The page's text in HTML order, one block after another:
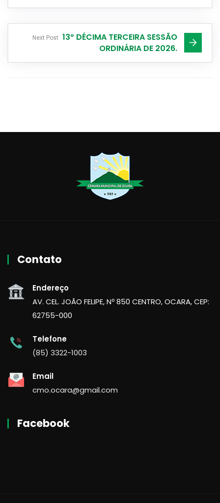
Next Post
13º DÉCIMA TERCEIRA SESSÃO
ORDINÁRIA DE 2026.
Contato
Endereço
AV. CEL. JOÃO FELIPE, Nº 850 CENTRO, OCARA, CEP:
62755-000
Telefone
(85) 3322-1003
Email
cmo.ocara@gmail.com
Facebook